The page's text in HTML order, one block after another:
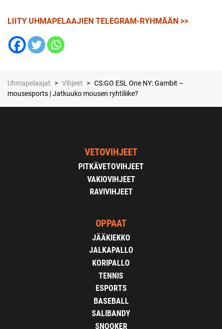
LIITY UHMAPELAAJIEN TELEGRAM-RYHMÄÄN >>
Uhmapelaajat > Vihjeet > CS:GO ESL One NY: Gambit –
mousesports | Jatkuuko mousen ryhtiliike?
VETOVIHJEET
PITKÄVETOVIHJEET
VAKIOVIHJEET
RAVIVIHJEET
OPPAAT
JÄÄKIEKKO
JALKAPALLO
KORIPALLO
TENNIS
ESPORTS
BASEBALL
SALIBANDY
SNOOKER